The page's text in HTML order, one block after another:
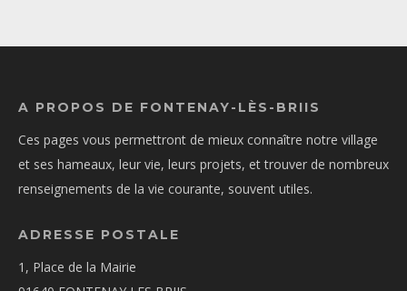
A PROPOS DE FONTENAY-LÈS-BRIIS
Ces pages vous permettront de mieux connaître notre village
et ses hameaux, leur vie, leurs projets, et trouver de nombreux
renseignements de la vie courante, souvent utiles.
ADRESSE POSTALE
1, Place de la Mairie